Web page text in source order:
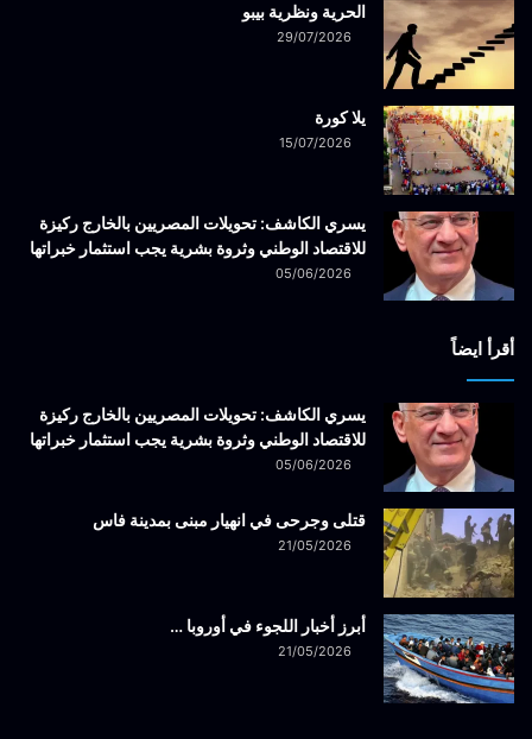
الحرية ونظرية بيبو
29/07/2026
يلا كورة
15/07/2026
يسري الكاشف: تحويلات المصريين بالخارج ركيزة
للاقتصاد الوطني وثروة بشرية يجب استثمار خبراتها
05/06/2026
أقرأ ايضاً
يسري الكاشف: تحويلات المصريين بالخارج ركيزة
للاقتصاد الوطني وثروة بشرية يجب استثمار خبراتها
05/06/2026
قتلى وجرحى في انهيار مبنى بمدينة فاس
21/05/2026
أبرز أخبار اللجوء في أوروبا …
21/05/2026